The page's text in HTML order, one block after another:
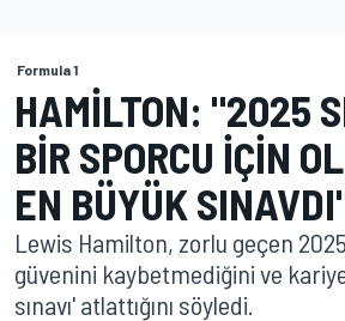
Formula 1
HAMILTON: "2025
BIR SPORCU IÇIN
EN BÜYÜK
Lewis Hamilton, zorlu geçen
güvenini kaybetmediğini ve
sınavı' atlattığını söyledi.